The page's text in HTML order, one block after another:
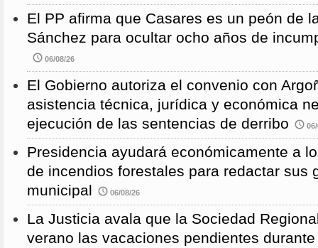
El PP afirma que Casares es un peón de
Sánchez para ocultar ocho años de
06/08/26
El Gobierno autoriza el convenio con
asistencia técnica, jurídica y económica
ejecución de las sentencias de derribo
Presidencia ayudará económicamente a
de incendios forestales para redactar sus
municipal
06/08/26
La Justicia avala que la Sociedad
verano las vacaciones pendientes